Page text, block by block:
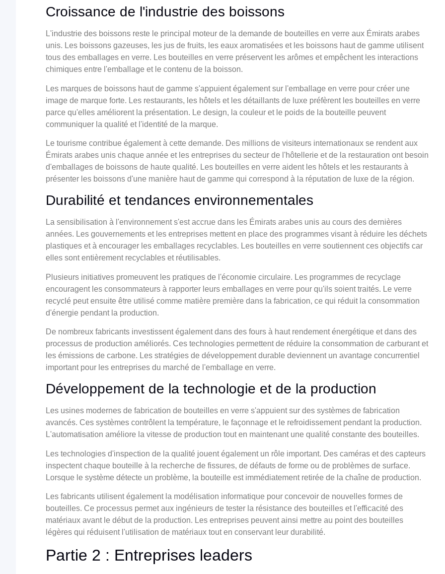
Croissance de l'industrie des boissons
L'industrie des boissons reste le principal moteur de la demande de bouteilles en verre aux Émirats arabes
unis. Les boissons gazeuses, les jus de fruits, les eaux aromatisées et les boissons haut de gamme utilisent
tous des emballages en verre. Les bouteilles en verre préservent les arômes et empêchent les interactions
chimiques entre l'emballage et le contenu de la boisson.
Les marques de boissons haut de gamme s'appuient également sur l'emballage en verre pour créer une
image de marque forte. Les restaurants, les hôtels et les détaillants de luxe préfèrent les bouteilles en verre
parce qu'elles améliorent la présentation. Le design, la couleur et le poids de la bouteille peuvent
communiquer la qualité et l'identité de la marque.
Le tourisme contribue également à cette demande. Des millions de visiteurs internationaux se rendent aux
Émirats arabes unis chaque année et les entreprises du secteur de l'hôtellerie et de la restauration ont besoin
d'emballages de boissons de haute qualité. Les bouteilles en verre aident les hôtels et les restaurants à
présenter les boissons d'une manière haut de gamme qui correspond à la réputation de luxe de la région.
Durabilité et tendances environnementales
La sensibilisation à l'environnement s'est accrue dans les Émirats arabes unis au cours des dernières
années. Les gouvernements et les entreprises mettent en place des programmes visant à réduire les déchets
plastiques et à encourager les emballages recyclables. Les bouteilles en verre soutiennent ces objectifs car
elles sont entièrement recyclables et réutilisables.
Plusieurs initiatives promeuvent les pratiques de l'économie circulaire. Les programmes de recyclage
encouragent les consommateurs à rapporter leurs emballages en verre pour qu'ils soient traités. Le verre
recyclé peut ensuite être utilisé comme matière première dans la fabrication, ce qui réduit la consommation
d'énergie pendant la production.
De nombreux fabricants investissent également dans des fours à haut rendement énergétique et dans des
processus de production améliorés. Ces technologies permettent de réduire la consommation de carburant et
les émissions de carbone. Les stratégies de développement durable deviennent un avantage concurrentiel
important pour les entreprises du marché de l'emballage en verre.
Développement de la technologie et de la production
Les usines modernes de fabrication de bouteilles en verre s'appuient sur des systèmes de fabrication
avancés. Ces systèmes contrôlent la température, le façonnage et le refroidissement pendant la production.
L'automatisation améliore la vitesse de production tout en maintenant une qualité constante des bouteilles.
Les technologies d'inspection de la qualité jouent également un rôle important. Des caméras et des capteurs
inspectent chaque bouteille à la recherche de fissures, de défauts de forme ou de problèmes de surface.
Lorsque le système détecte un problème, la bouteille est immédiatement retirée de la chaîne de production.
Les fabricants utilisent également la modélisation informatique pour concevoir de nouvelles formes de
bouteilles. Ce processus permet aux ingénieurs de tester la résistance des bouteilles et l'efficacité des
matériaux avant le début de la production. Les entreprises peuvent ainsi mettre au point des bouteilles
légères qui réduisent l'utilisation de matériaux tout en conservant leur durabilité.
Partie 2 : Entreprises leaders